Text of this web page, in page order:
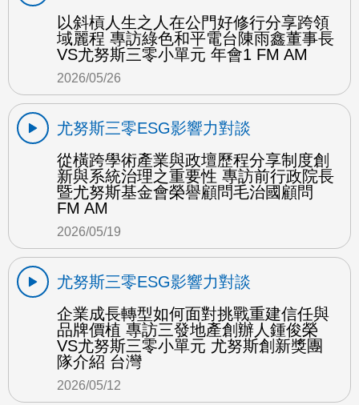
以斜槓人生之人在公門好修行分享跨領
域麗程 專訪綠色和平電台陳雨鑫董事長
VS尤努斯三零小單元 年會1 FM AM
2026/05/26
尤努斯三零ESG影響力對談
從橫跨學術產業與政壇歷程分享制度創
新與系統治理之重要性 專訪前行政院長
暨尤努斯基金會榮譽顧問毛治國顧問
FM AM
2026/05/19
尤努斯三零ESG影響力對談
企業成長轉型如何面對挑戰重建信任與
品牌價植 專訪三發地產創辦人鍾俊榮
VS尤努斯三零小單元 尤努斯創新獎團
隊介紹 台灣
2026/05/12